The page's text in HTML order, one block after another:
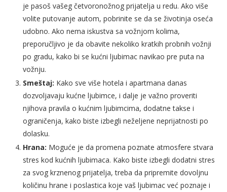
je pasoš vašeg četvoronožnog prijatelja u redu. Ako više
volite putovanje autom, pobrinite se da se životinja oseća
udobno. Ako nema iskustva sa vožnjom kolima,
preporučljivo je da obavite nekoliko kratkih probnih vožnji
po gradu, kako bi se kućni ljubimac navikao pre puta na
vožnju.
Smeštaj: Kako sve više hotela i apartmana danas
dozvoljavaju kućne ljubimce, i dalje je važno proveriti
njihova pravila o kućnim ljubimcima, dodatne takse i
ograničenja, kako biste izbegli neželjene neprijatnosti po
dolasku.
Hrana: Moguće je da promena poznate atmosfere stvara
stres kod kućnih ljubimaca. Kako biste izbegli dodatni stres
za svog krznenog prijatelja, treba da pripremite dovoljnu
količinu hrane i poslastica koje vaš ljubimac već poznaje i